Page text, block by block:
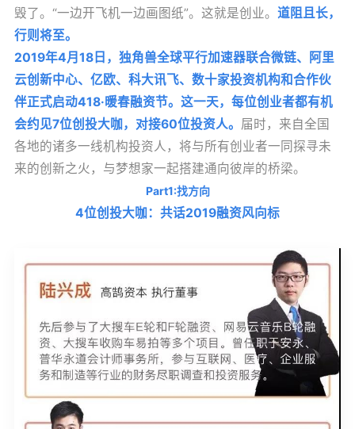
毁了。“一边开飞机一边画图纸”。这就是创业。 道阻且长，
行则将至。
2019年4月18日，独角兽全球平行加速器联合微链、阿里
云创新中心、亿欧、科大讯飞、数十家投资机构和合作伙
伴正式启动418·暖春融资节。这一天，每位创业者都有机
会约见7位创投大咖，对接60位投资人。 届时，来自全国
各地的诸多一线机构投资人，将与所有创业者一同探寻未
来的创新之火，与梦想家一起搭建通向彼岸的桥梁。
Part1:找方向
4位创投大咖：共话2019融资风向标